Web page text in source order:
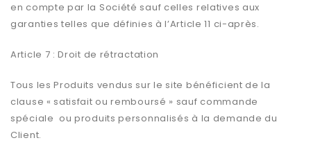
en compte par la Société sauf celles relatives aux
garanties telles que définies à l’Article 11 ci-après.
Article 7 : Droit de rétractation
Tous les Produits vendus sur le site bénéficient de la
clause « satisfait ou remboursé » sauf commande
spéciale ou produits personnalisés à la demande du
Client.